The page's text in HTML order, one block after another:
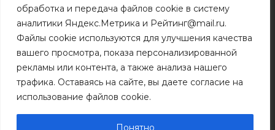
обработка и передача файлов cookie в систему
аналитики Яндекс.Метрика и Рейтинг@mail.ru.
Файлы cookie используются для улучшения качества
вашего просмотра, показа персонализированной
рекламы или контента, а также анализа нашего
трафика. Оставаясь на сайте, вы даете согласие на
использование файлов cookie.
Понятно
Поиск
разрешения правообладателя.